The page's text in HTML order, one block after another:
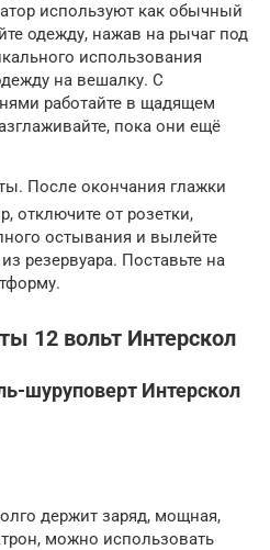
используют как обычный
одежду, нажав на рычаг под
использования
на вешалку. С
работайте в щадящем
пока они ещё
После окончания глажки
отключите от розетки,
остывания и вылейте
резервуара. Поставьте на
12 вольт Интерскол
шуруповерт Интерскол
держит заряд, мощная,
можно использовать